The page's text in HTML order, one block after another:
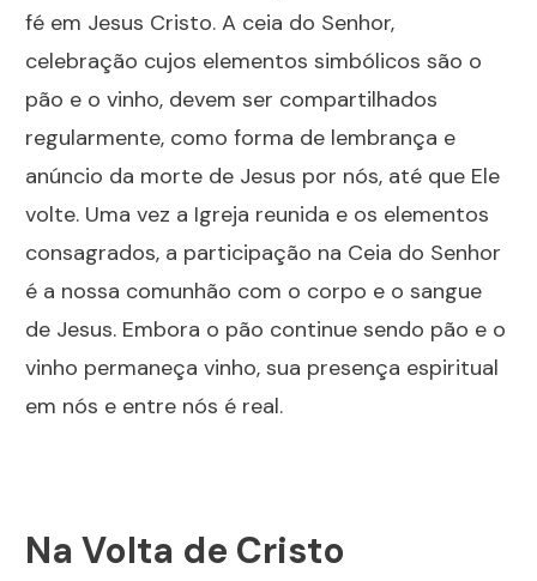
fé em Jesus Cristo. A ceia do Senhor,
celebração cujos elementos simbólicos são o
pão e o vinho, devem ser compartilhados
regularmente, como forma de lembrança e
anúncio da morte de Jesus por nós, até que Ele
volte. Uma vez a Igreja reunida e os elementos
consagrados, a participação na Ceia do Senhor
é a nossa comunhão com o corpo e o sangue
de Jesus. Embora o pão continue sendo pão e o
vinho permaneça vinho, sua presença espiritual
em nós e entre nós é real.
Na Volta de Cristo